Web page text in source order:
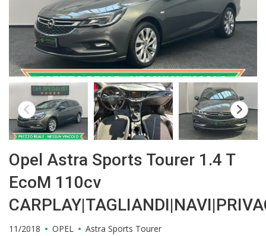
Opel Astra Sports Tourer 1.4 T
EcoM 110cv
11/2018 OPEL Astra Sports Tourer